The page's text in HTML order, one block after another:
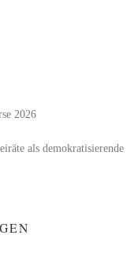
2026
als demokratisierende